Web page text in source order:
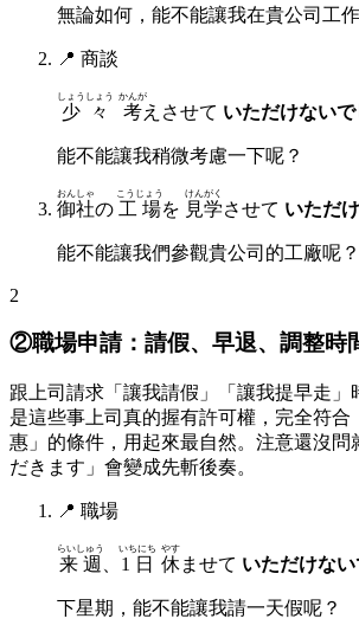
無論如何，能不能讓我在貴公司工
📍 商談
少々
しょうしょう
考
かんが
えさせて いただけない
能不能讓我稍微考慮一下呢？
御社
おんしゃ
の 工場
こうじょう
を 見学
けんがく
させて いただ
能不能讓我們參觀貴公司的工廠呢？
2
②職場申請：請假、早退、調整時
跟上司請求「讓我請假」「讓我提早走」
是這些事上司真的握有許可權，完全符合
惠」的條件，用起來最自然。注意還沒問
だきます」會變成先斬後奏。
📍 職場
来週
らいしゅう
1日
いちにち
休
やす
ませて いただけな
下星期，能不能讓我請一天假呢？